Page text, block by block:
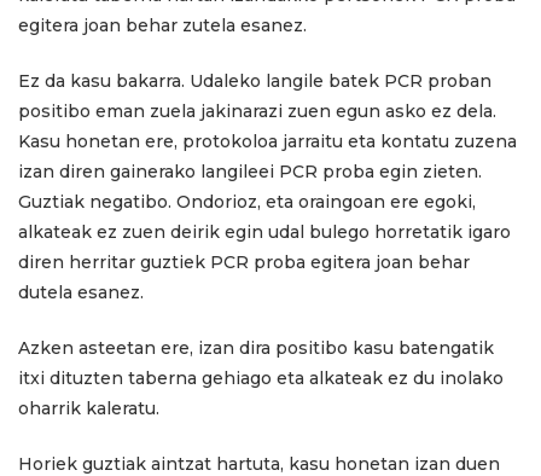
egitera joan behar zutela esanez.
Ez da kasu bakarra. Udaleko langile batek PCR proban
positibo eman zuela jakinarazi zuen egun asko ez dela.
Kasu honetan ere, protokoloa jarraitu eta kontatu zuzena
izan diren gainerako langileei PCR proba egin zieten.
Guztiak negatibo. Ondorioz, eta oraingoan ere egoki,
alkateak ez zuen deirik egin udal bulego horretatik igaro
diren herritar guztiek PCR proba egitera joan behar
dutela esanez.
Azken asteetan ere, izan dira positibo kasu batengatik
itxi dituzten taberna gehiago eta alkateak ez du inolako
oharrik kaleratu.
Horiek guztiak aintzat hartuta, kasu honetan izan duen